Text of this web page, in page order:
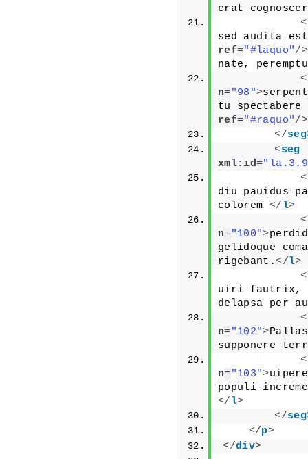
erat
<
sed audita
ref="#laquo"/>
nate,
<
n="98">
tu spectabere
ref="#raquo"/>
</seg
<seg
xml:id=
<
diu pauidus
colorem </l>
<
n="100">
gelidoque
rigebant.</l>
<
uiri fautrix,
delapsa per
<
n="102">
supponere
<
n="103">
populi
</l>
</seg
</p>
</div>